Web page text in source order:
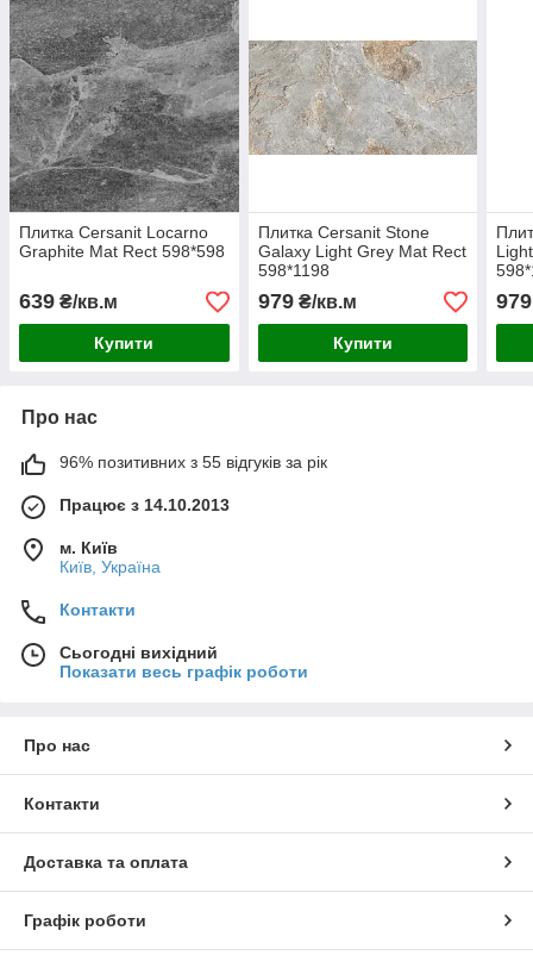
Плитка Cersanit Locarno
Graphite Mat Rect 598*598
639 ₴/кв.м
Купити
Плитка Cersanit Stone
Galaxy Light Grey Mat Rect
598*1198
979₴/кв.м
Купити
979
Про нас
96% позитивних з 55 відгуків за рік
Працює з 14.10.2013
м. Київ
Київ, Україна
Контакти
Сьогодні вихідний
Показати весь графік роботи
Про нас
Контакти
Доставка та оплата
Графік роботи